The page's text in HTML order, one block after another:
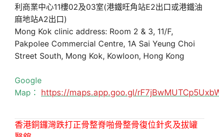
利商業中心11樓02及03室(港鐵旺角站E2出口或港鐵油
麻地站A2出口)
Mong Kok clinic address: Room 2 & 3, 11/F,
Pakpolee Commercial Centre, 1A Sai Yeung Choi
Street South, Mong Kok, Kowloon, Hong Kong
Google
Map： https://maps.app.goo.gl/
香港銅鑼灣跌打正骨整脊啪骨整骨復位針炙及拔罐